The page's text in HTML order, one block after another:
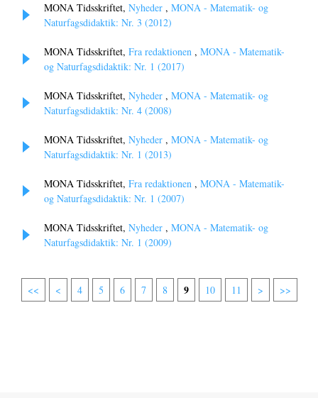
MONA Tidsskriftet, Nyheder , MONA - Matematik- og
Naturfagsdidaktik: Nr. 3 (2012)
MONA Tidsskriftet, Fra redaktionen , MONA - Matematik-
og Naturfagsdidaktik: Nr. 1 (2017)
MONA Tidsskriftet, Nyheder , MONA - Matematik- og
Naturfagsdidaktik: Nr. 4 (2008)
MONA Tidsskriftet, Nyheder , MONA - Matematik- og
Naturfagsdidaktik: Nr. 1 (2013)
MONA Tidsskriftet, Fra redaktionen , MONA - Matematik-
og Naturfagsdidaktik: Nr. 1 (2007)
MONA Tidsskriftet, Nyheder , MONA - Matematik- og
Naturfagsdidaktik: Nr. 1 (2009)
<< < 4 5 6 7 8 9 10 11 > >>